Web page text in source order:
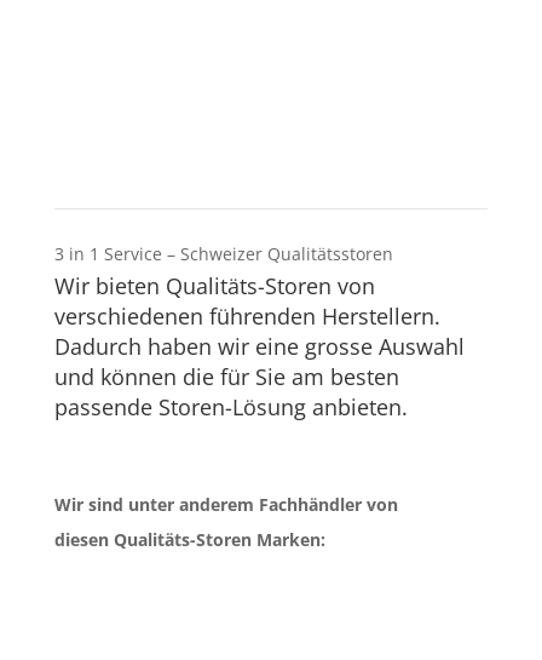
3 in 1 Service – Schweizer Qualitätsstoren
Wir bieten Qualitäts-Storen von
verschiedenen führenden Herstellern.
Dadurch haben wir eine grosse Auswahl
und können die für Sie am besten
passende Storen-Lösung anbieten.
Wir sind unter anderem Fachhändler von
diesen Qualitäts-Storen Marken: